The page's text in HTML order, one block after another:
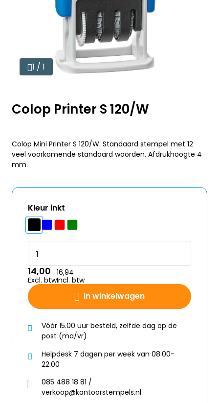
1 / 1
Colop Printer S 120/W
Colop Mini Printer S 120/W. Standaard stempel met 12
veel voorkomende standaard woorden. Afdrukhoogte 4
mm.
Kleur inkt
In winkelwagen
14,00
Excl. btw
16,94
Incl. btw
Vóór 15.00 uur besteld, zelfde dag op de
post (ma/vr)
Helpdesk 7 dagen per week van 08.00-
22.00
085 488 18 81 /
verkoop@kantoorstempels.nl